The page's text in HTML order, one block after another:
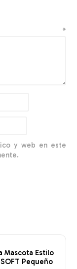
*
y web en este
Mascota Estilo
Pequeño